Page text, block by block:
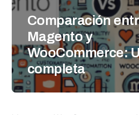
Comparación
Magento y
WooCommerce:
completa